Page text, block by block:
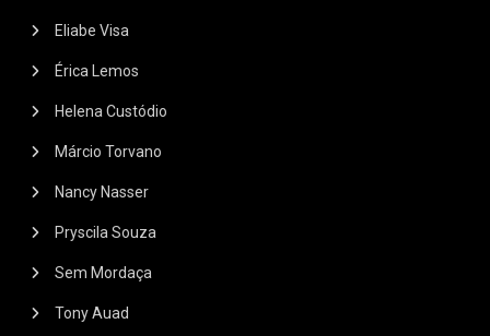
Eliabe Visa
Érica Lemos
Helena Custódio
Márcio Torvano
Nancy Nasser
Pryscila Souza
Sem Mordaça
Tony Auad